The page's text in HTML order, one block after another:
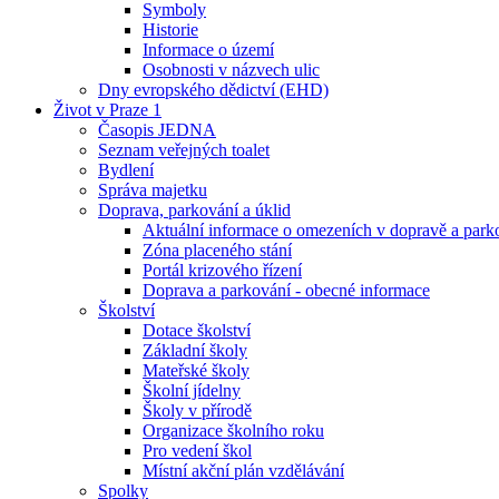
Symboly
Historie
Informace o území
Osobnosti v názvech ulic
Dny evropského dědictví (EHD)
Život v Praze 1
Časopis JEDNA
Seznam veřejných toalet
Bydlení
Správa majetku
Doprava, parkování a úklid
Aktuální informace o omezeních v dopravě a
Zóna placeného stání
Portál krizového řízení
Doprava a parkování - obecné informace
Školství
Dotace školství
Základní školy
Mateřské školy
Školní jídelny
Školy v přírodě
Organizace školního roku
Pro vedení škol
Místní akční plán vzdělávání
Spolky